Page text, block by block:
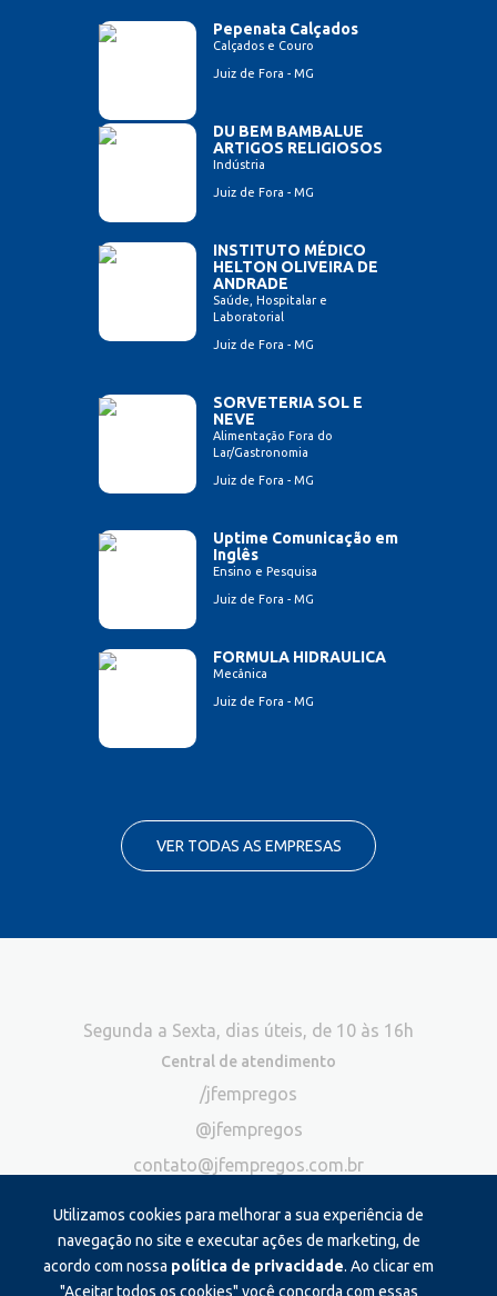
Pepenata Calçados
Calçados e Couro
Juiz de Fora - MG
DU BEM BAMBALUE
ARTIGOS RELIGIOSOS
Indústria
Juiz de Fora - MG
INSTITUTO MÉDICO
HELTON OLIVEIRA DE
ANDRADE
Saúde, Hospitalar e
Laboratorial
Juiz de Fora - MG
SORVETERIA SOL E
NEVE
Alimentação Fora do
Lar/Gastronomia
Juiz de Fora - MG
Uptime Comunicação em
Inglês
Ensino e Pesquisa
Juiz de Fora - MG
FORMULA HIDRAULICA
Mecânica
Juiz de Fora - MG
VER TODAS AS EMPRESAS
Utilizamos cookies para melhorar a sua experiência de
navegação no site e executar ações de marketing, de
acordo com nossa política de privacidade. Ao clicar em
"Aceitar todos os cookies" você concorda com essas
Segunda a Sexta, dias úteis, de 10 às 16h
Central de atendimento
/jfempregos
@jfempregos
contato@jfempregos.com.br
Publicidade
*Exclusivo para atendimento via chat. Não atendemos ligações neste
canal